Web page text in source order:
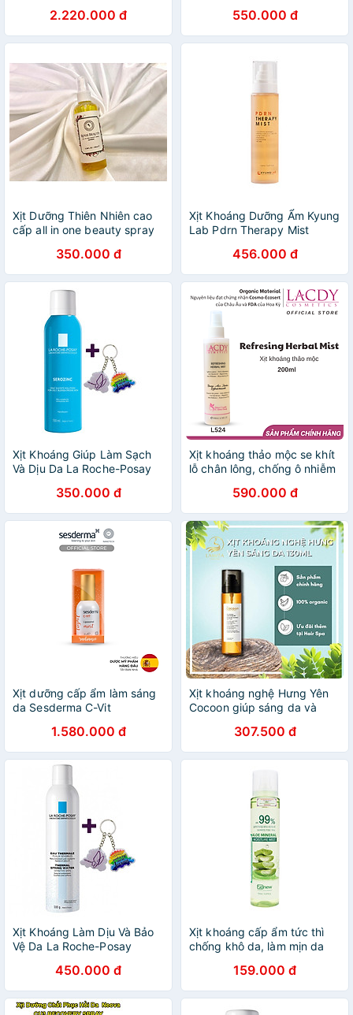
cấp ẩm & mịn mượt của
Dermalogica
2.220.000 đ
ẩm sâu, Kiềm Dầu Cho Da
Nhạy Cảm 20ml
550.000 đ
Xịt Dưỡng Thiên Nhiên cao
cấp all in one beauty spray
350.000 đ
Xịt Khoáng Dưỡng Ẩm Kyung
Lab Pdrn Therapy Mist
456.000 đ
Xịt Khoáng Giúp Làm Sạch
Và Dịu Da La Roche-Posay
MÓC KHÓA350.000 đ
Xịt khoáng thảo mộc se khít
lỗ chân lông, chống ô nhiễm
L524 REFRESHING HERBAL
MIST
590.000 đ
Xịt dưỡng cấp ẩm làm sáng
da Sesderma C-Vit
loại da 30ml1.580.000 đ
Xịt khoáng nghệ Hưng Yên
Cocoon giúp sáng da và
130ml - LS027 - The Cocoon
Original Vietnam
307.500 đ
Xịt Khoáng Làm Dịu Và Bảo
Vệ Da La Roche-Posay
(300ml) - TẶNG MÓC KHÓA
450.000 đ
Xịt khoáng cấp ẩm tức thì
chống khô da, làm mịn da
Mineral Moisture Mist 150ml
159.000 đ